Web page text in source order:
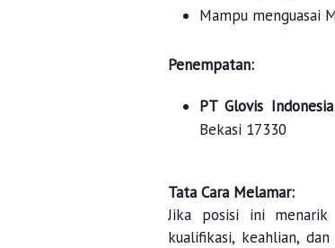
Mampu menguasai
Penempatan:
PT Glovis
Bekasi 17330
Tata Cara Melamar:
Jika posisi ini menarik
kualifikasi, keahlian,